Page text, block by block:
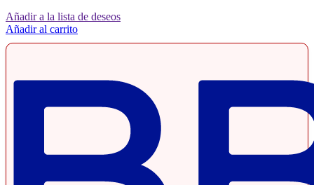
Añadir a la lista de deseos
Añadir al carrito